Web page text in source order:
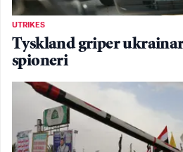
UTRIKES
Tyskland griper
spioneri